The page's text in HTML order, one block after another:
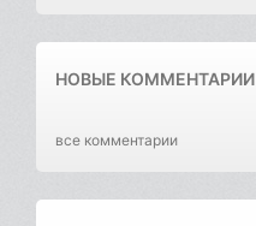
НОВЫЕ КОММЕНТАРИИ
все комментарии